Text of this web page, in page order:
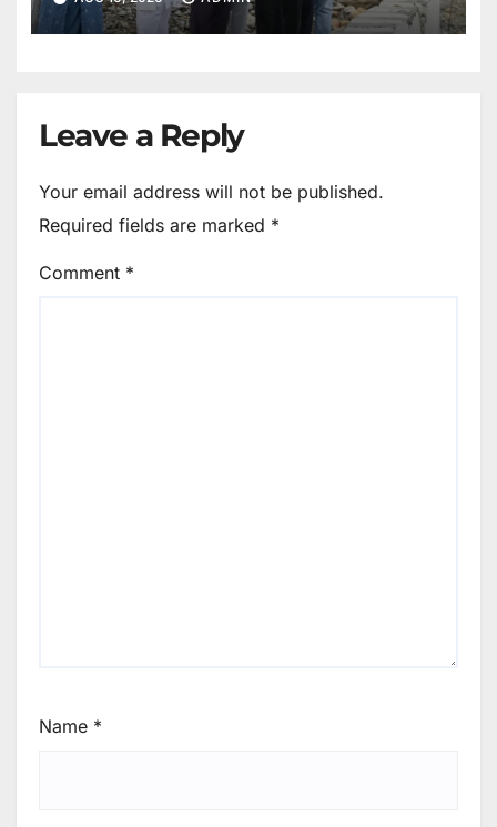
Leave a Reply
Your email address will not be published.
Required fields are marked *
Comment *
Name *